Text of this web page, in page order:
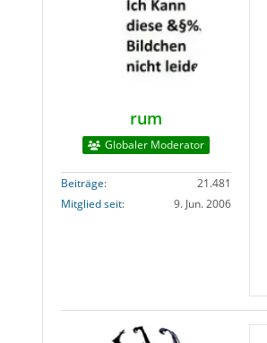
rum
Globaler Moderator
Beiträge
21.481
Mitglied seit
9. Jun. 2006